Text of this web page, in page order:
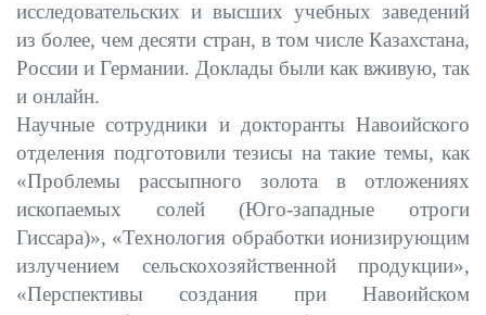
исследовательских и высших учебных заведений
из более, чем десяти стран, в том числе Казахстана,
России и Германии. Доклады были как вживую, так
и онлайн.
Научные сотрудники и докторанты Навоийского
отделения подготовили тезисы на такие темы, как
«Проблемы рассыпного золота в отложениях
ископаемых солей (Юго-западные отроги
Гиссара)», «Технология обработки ионизирующим
излучением сельскохозяйственной продукции»,
«Перспективы создания при Навоийском